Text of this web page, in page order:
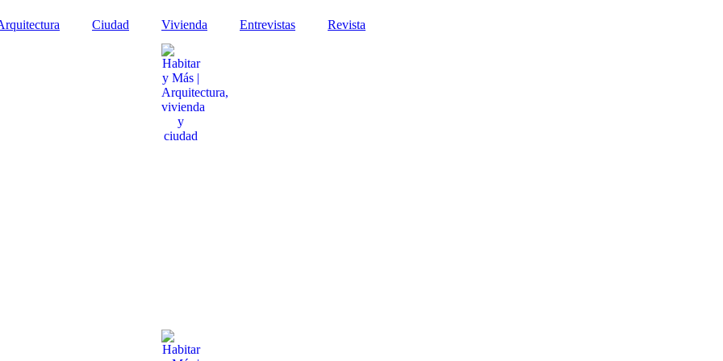
Ciudad Vivienda Entrevistas Revista